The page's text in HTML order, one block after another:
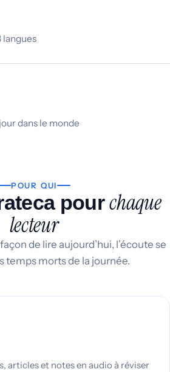
langues
dans le monde
POUR QUI
pourchaque
lecteur
de lire aujourd’hui, l’écoute se
temps morts de la journée.
articles et notes en audio à réviser